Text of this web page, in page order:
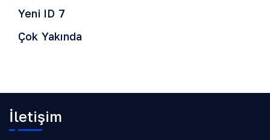
Yeni ID 7
Çok Yakında
İletişim